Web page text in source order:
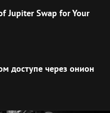
Jupiter Swap for Your
доступе через онион